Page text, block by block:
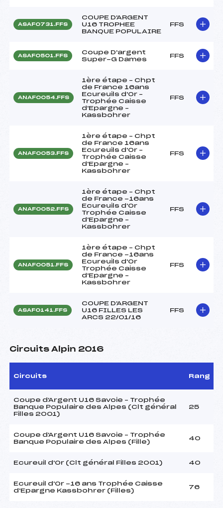
ASAF0731.FFS
COUPE D'ARGENT
U16 TROPHEE
BANQUE POPULAIRE
FFS
ASAF0501.FFS
Coupe D'argent
Super-G Dames
FFS
ANAF0054.FFS
1ère étape – Chpt
de France 16ans
Ecureuils d'Or –
Trophée Caisse
d'Epargne –
Kassbohrer
FFS
ANAF0053.FFS
1ère étape – Chpt
de France 16ans
Ecureuils d'Or –
Trophée Caisse
d'Epargne –
Kassbohrer
FFS
ANAF0052.FFS
1ère étape – Chpt
de France -16ans
Ecureuils d'Or
Trophée Caisse
d'Epargne –
Kassbohrer
FFS
ANAF0051.FFS
1ère étape – Chpt
de France -16ans
Ecureuils d'Or
Trophée Caisse
d'Epargne –
Kassbohrer
FFS
ASAF0141.FFS
COUPE D'ARGENT
U16 FILLES LES
ARCS 22/01/16
FFS
Circuits Alpin 2016
Circuits Rang
Coupe d'Argent U16 Savoie – Trophée
Banque Populaire des Alpes (Clt général
Filles 2001)
25
Coupe d'Argent U16 Savoie – Trophée
Banque Populaire des Alpes (Fille)
40
Ecureuil d'Or (Clt général Filles 2001) 40
Ecureuil d'Or -16 ans Trophée Caisse
d'Epargne Kassbohrer (Filles)
76